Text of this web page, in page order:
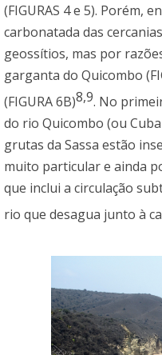
(FIGURAS 4 e 5). Porém,
carbonatada das
geossítios, mas por
garganta do Quicombo
(FIGURA 6B)8,9. No
do rio Quicombo (ou
grutas da Sassa estão
muito particular e ainda
que inclui a circulação
rio que desagua junto à